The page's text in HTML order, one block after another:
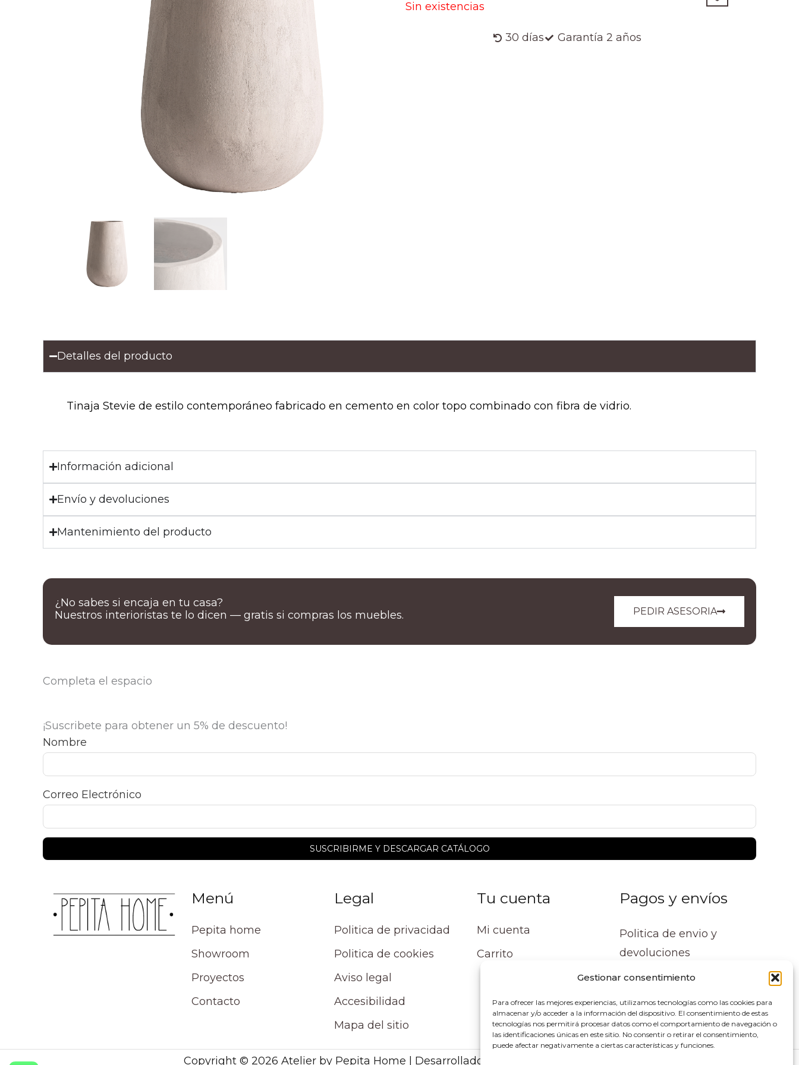
Gestionar consentimiento
Para ofrecer las mejores experiencias, utilizamos tecnologías como las cookies para
almacenar y/o acceder a la información del dispositivo. El consentimiento de estas
tecnologías nos permitirá procesar datos como el comportamiento de navegación o
las identificaciones únicas en este sitio. No consentir o retirar el consentimiento,
puede afectar negativamente a ciertas características y funciones.
Sin existencias
30 días Garantía 2 años
Detalles del producto
Tinaja Stevie de estilo contemporáneo fabricado en cemento en color topo combinado con fibra de vidrio.
Información adicional
Envío y devoluciones
Mantenimiento del producto
PEDIR ASESORIA
¿No sabes si encaja en tu casa?
Nuestros interioristas te lo dicen — gratis si compras los muebles.
Completa el espacio
¡Suscribete para obtener un 5% de descuento!
Nombre
Correo Electrónico
Menú
Pepita home
Showroom
Proyectos
Contacto
Legal
Politica de privacidad
Politica de cookies
Aviso legal
Accesibilidad
Mapa del sitio
Tu cuenta
Mi cuenta
Carrito
Pagos y envíos
Politica de envio y
devoluciones
Copyright © 2026 Atelier by Pepita Home | Desarrollado por Alpelupe Soluciones